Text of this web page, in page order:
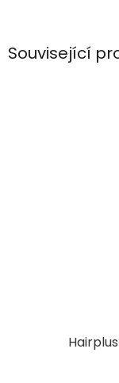
Související